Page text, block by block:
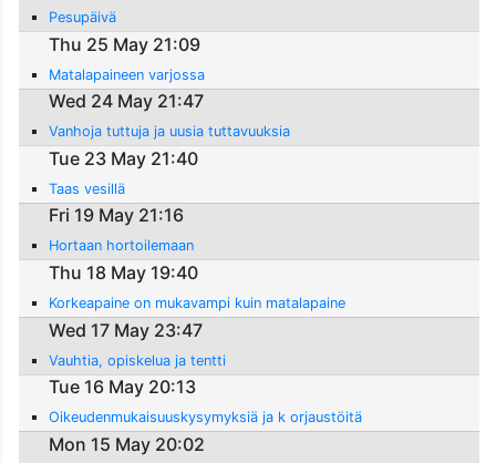
Pesupäivä
Thu 25 May 21:09
Matalapaineen varjossa
Wed 24 May 21:47
Vanhoja tuttuja ja uusia tuttavuuksia
Tue 23 May 21:40
Taas vesillä
Fri 19 May 21:16
Hortaan hortoilemaan
Thu 18 May 19:40
Korkeapaine on mukavampi kuin matalapaine
Wed 17 May 23:47
Vauhtia, opiskelua ja tentti
Tue 16 May 20:13
Oikeudenmukaisuuskysymyksiä ja k orjaustöitä
Mon 15 May 20:02